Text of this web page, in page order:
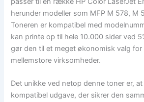
herunder modeller som MFP M 578, M
Toneren er kompatibel med
kan printe op til hele 10.000 sider ved
gør den til et meget økonomisk valg for
mellemstore virksomheder.
Det unikke ved netop denne toner er,
kompatibel udgave, der sikrer den